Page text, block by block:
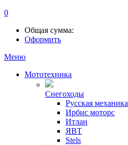
0
Общая сумма:
Оформить
Меню
Мототехника
Снегоходы
Русская механика
Ирбис моторс
Итлан
ЯВТ
Stels